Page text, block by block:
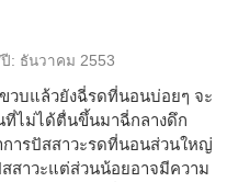
: ธันวาคม 2553
วบแล้วยังฉี่รดที่นอนบ่อยๆ จะ
ที่ไม่ได้ตื่นขึ้นมาฉี่กลางดึก
ารปัสสาวะรดที่นอนส่วนใหญ่
สาวะแต่ส่วนน้อยอาจมีความ